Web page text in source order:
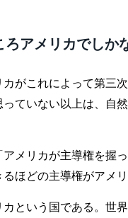
アメリカでしか
がこれによって第三
ていない以上は、自
メリカが主導権を握
ほどの主導権がアメリ
という国である。世